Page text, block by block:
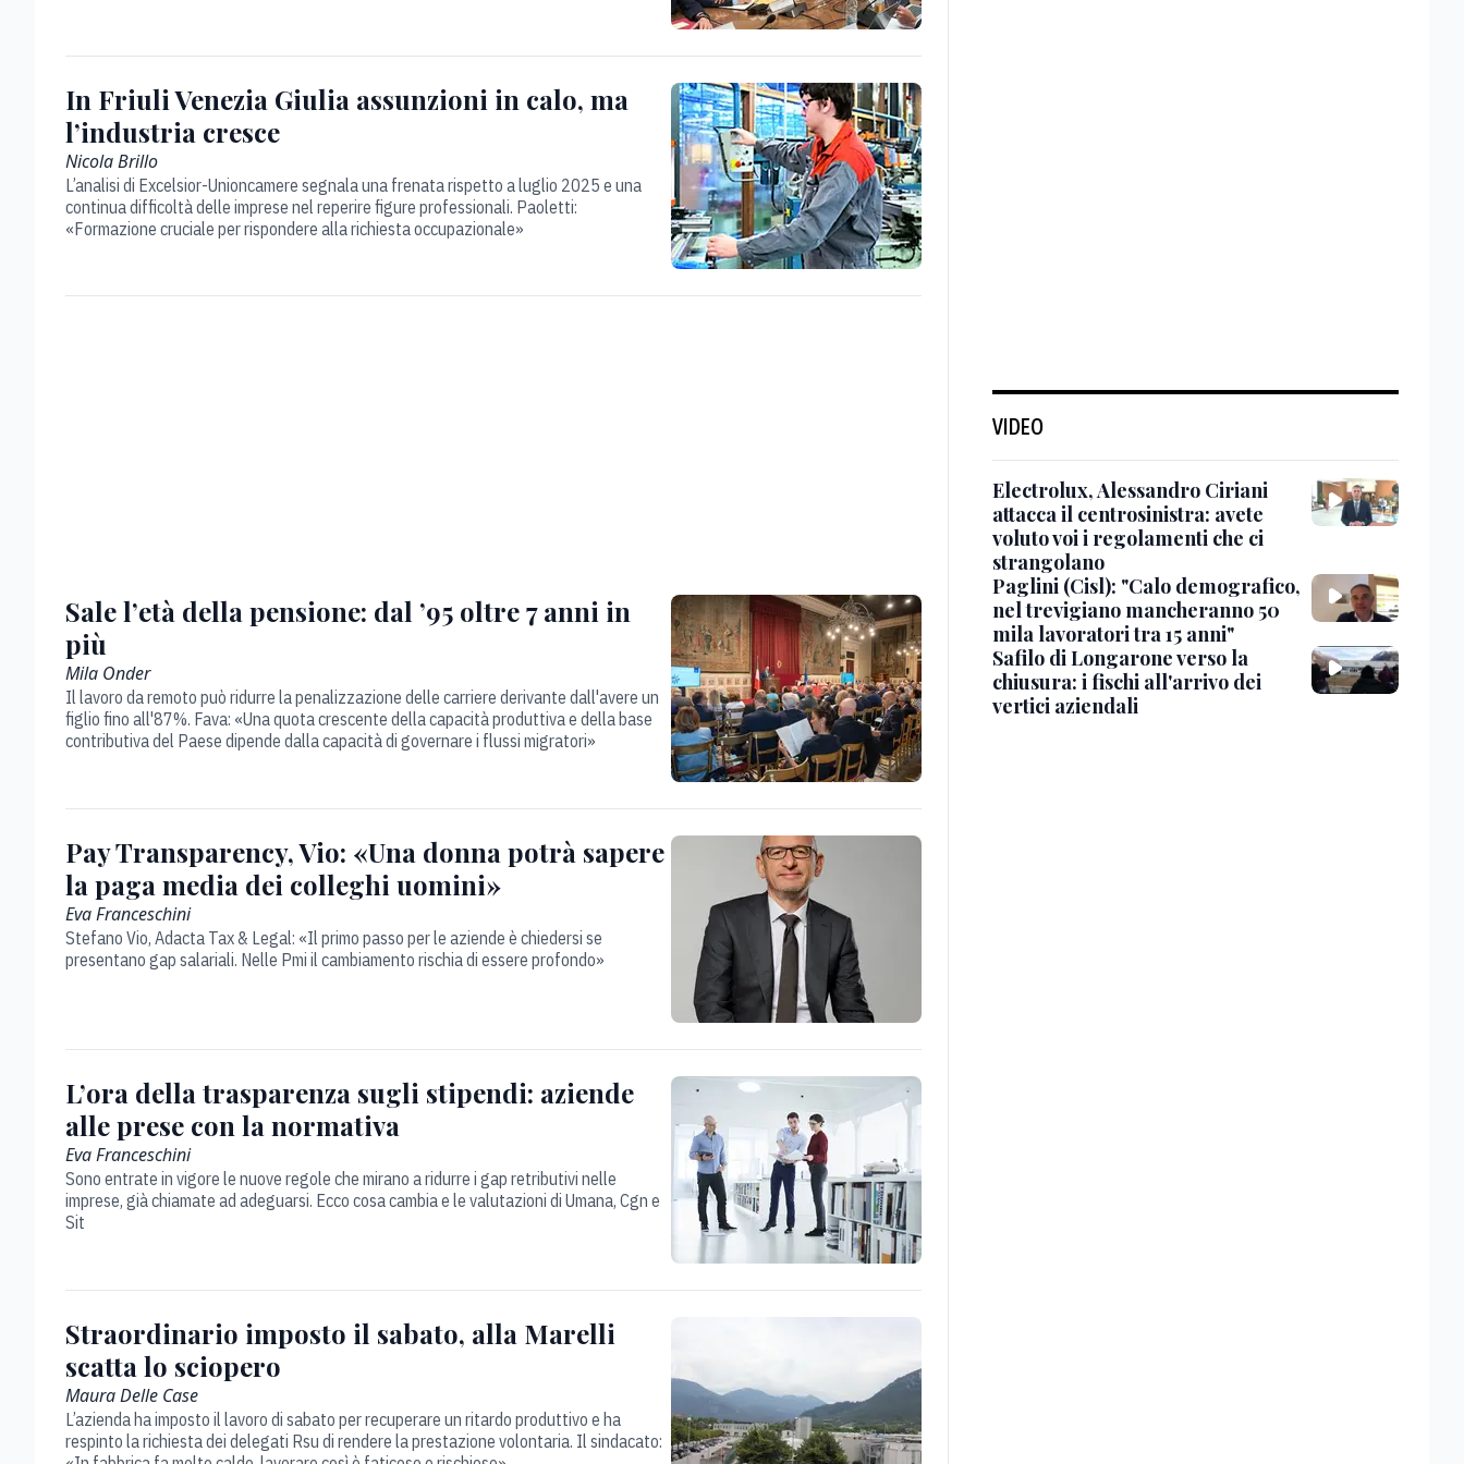
In Friuli Venezia Giulia assunzioni in calo, ma
l’industria cresce
Nicola Brillo
L’analisi di Excelsior-Unioncamere segnala una frenata rispetto a luglio 2025 e una
continua difficoltà delle imprese nel reperire figure professionali. Paoletti:
«Formazione cruciale per rispondere alla richiesta occupazionale»
Sale l’età della pensione: dal ’95 oltre 7 anni in
più
Mila Onder
Il lavoro da remoto può ridurre la penalizzazione delle carriere derivante dall'avere un
figlio fino all'87%. Fava: «Una quota crescente della capacità produttiva e della base
contributiva del Paese dipende dalla capacità di governare i flussi migratori»
Pay Transparency, Vio: «Una donna potrà sapere
la paga media dei colleghi uomini»
Eva Franceschini
Stefano Vio, Adacta Tax & Legal: «Il primo passo per le aziende è chiedersi se
presentano gap salariali. Nelle Pmi il cambiamento rischia di essere profondo»
L’ora della trasparenza sugli stipendi: aziende
alle prese con la normativa
Eva Franceschini
Sono entrate in vigore le nuove regole che mirano a ridurre i gap retributivi nelle
imprese, già chiamate ad adeguarsi. Ecco cosa cambia e le valutazioni di Umana, Cgn e
Sit
Straordinario imposto il sabato, alla Marelli
scatta lo sciopero
Maura Delle Case
L’azienda ha imposto il lavoro di sabato per recuperare un ritardo produttivo e ha
respinto la richiesta dei delegati Rsu di rendere la prestazione volontaria. Il sindacato:
VIDEO
Electrolux, Alessandro Ciriani
attacca il centrosinistra: avete
voluto voi i regolamenti che ci
strangolano
Paglini (Cisl): "Calo demografico,
nel trevigiano mancheranno 50
mila lavoratori tra 15 anni"
Safilo di Longarone verso la
chiusura: i fischi all'arrivo dei
vertici aziendali